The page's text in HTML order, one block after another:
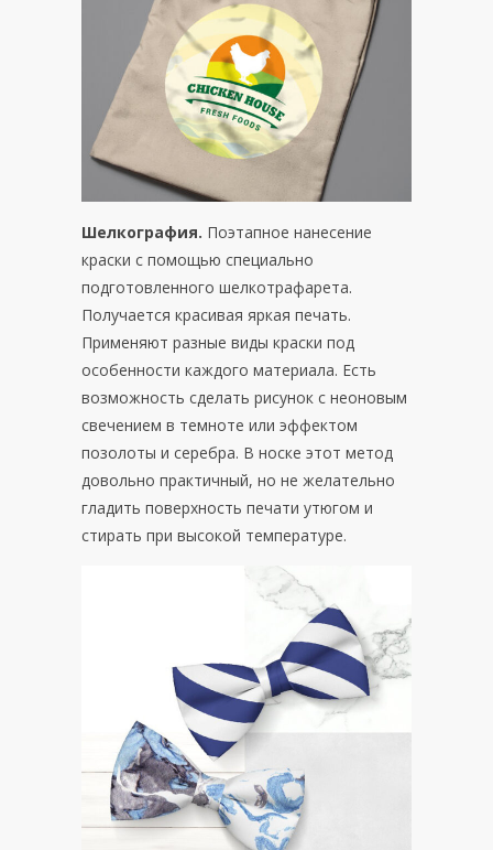
Шелкография. Поэтапное нанесение
краски с помощью специально
подготовленного шелкотрафарета.
Получается красивая яркая печать.
Применяют разные виды краски под
особенности каждого материала. Есть
возможность сделать рисунок с неоновым
свечением в темноте или эффектом
позолоты и серебра. В носке этот метод
довольно практичный, но не желательно
гладить поверхность печати утюгом и
стирать при высокой температуре.